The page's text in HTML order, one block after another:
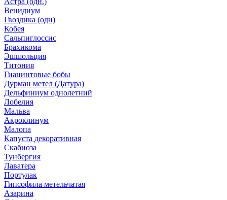
Венидиум
Гвоздика (одн)
Кобея
Сальпиглоссис
Брахикома
Эшшольция
Титония
Гиацинтовые бобы
Дурман метел (Датура)
Дельфиниум однолетний
Лобелия
Мальва
Акроклинум
Малопа
Капуста декоративная
Скабиоза
Тунбергия
Лаватера
Портулак
Гипсофила метельчатая
Азарина